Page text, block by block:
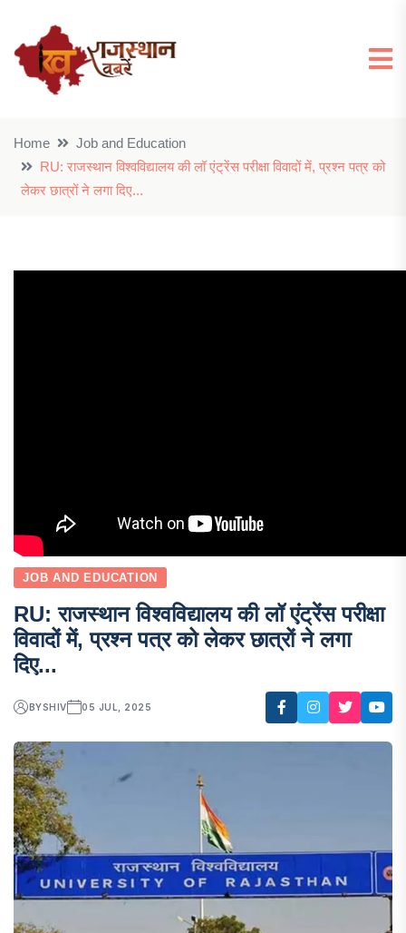
Home
Job and Education
RU: राजस्थान विश्वविद्यालय की लॉ एंट्रेंस परीक्षा विवादों में, प्रश्न पत्र को
लेकर छात्रों ने लगा दिए...
JOB AND EDUCATION
RU: राजस्थान विश्वविद्यालय की लॉ एंट्रेंस परीक्षा
विवादों में, प्रश्न पत्र को लेकर छात्रों ने लगा
दिए...
BYSHIV 05 JUL, 2025